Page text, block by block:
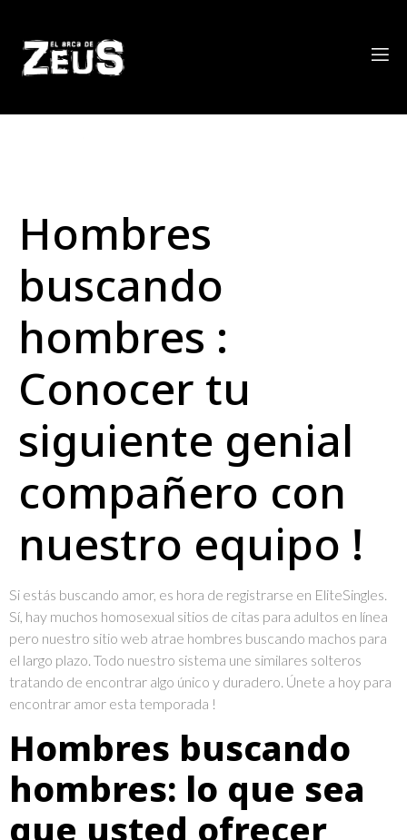
Hombres
buscando
hombres :
Conocer tu
siguiente genial
compañero con
nuestro equipo !
Si estás buscando amor, es hora de registrarse en EliteSingles.
Sí, hay muchos homosexual sitios de citas para adultos en línea
pero nuestro sitio web atrae hombres buscando machos para
el largo plazo. Todo nuestro sistema une similares solteros
tratando de encontrar algo único y duradero. Únete a hoy para
encontrar amor esta temporada !
Hombres buscando
hombres: lo que sea
que usted ofrecer